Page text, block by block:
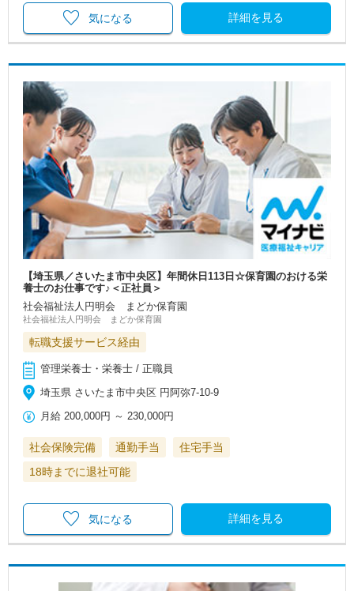
詳細を見る
気になる
【埼玉県／さいたま市中央区】年間休日113日☆保育園のおける栄
養士のお仕事です♪＜正社員＞
社会福祉法人円明会 まどか保育園
社会福祉法人円明会 まどか保育園
転職支援サービス経由
管理栄養士・栄養士 / 正職員
埼玉県 さいたま市中央区 円阿弥7-10-9
月給 200,000円 ～230,000円
社会保険完備 通勤手当
住宅手当
18時までに退社可能
詳細を見る
気になる